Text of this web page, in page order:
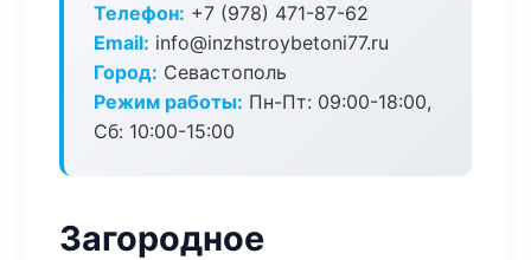
Телефон: +7 (978) 471-87-62
Email: info@inzhstroybetoni77.ru
Город: Севастополь
Режим работы: Пн-Пт: 09:00-18:00,
Сб: 10:00-15:00
Загородное